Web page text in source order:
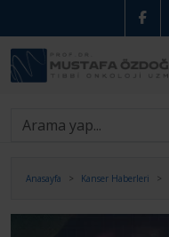
Anasayfa Kanser Haberleri